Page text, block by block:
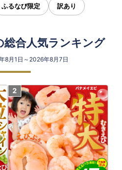
ふるなび限定 訳あり
合人気ランキング
8月1日～2026年8月7日